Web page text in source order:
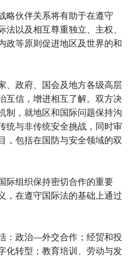
略伙伴关系将有助于在遵守
法以及相互尊重独立、主权、
政等原则促进地区及世界的和
、政府、国会及地方各级高层
互信，增进相互了解。双方决
制，就地区和国际问题保持沟
统与非传统安全挑战，同时审
，包括在国防与安全领域的双
际组织保持密切合作的重要
，在遵守国际法的基础上通过
：政治—外交合作；经贸和投
化转型；教育培训、劳动与发